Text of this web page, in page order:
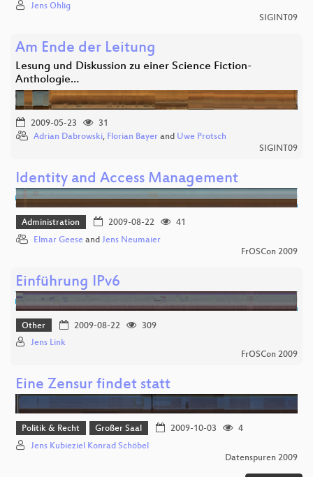
Jens Ohlig
SIGINT09
Am Ende der Leitung
Lesung und Diskussion zu einer Science Fiction-
Anthologie…
2009-05-23
31
Adrian Dabrowski, Florian Bayer and Uwe Protsch
SIGINT09
Identity and Access Management
Administration 2009-08-22
41
Elmar Geese and Jens Neumaier
FrOSCon 2009
Einführung IPv6
Other 2009-08-22
309
Jens Link
FrOSCon 2009
Eine Zensur findet statt
Politik & Recht Großer Saal 2009-10-03
4
Jens Kubieziel Konrad Schöbel
Datenspuren 2009